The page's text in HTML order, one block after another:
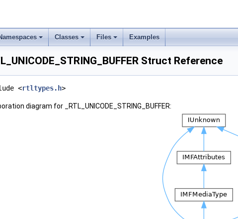
Classes Files Examples
Struct Reference
<rtltypes.h>
diagram for _RTL_UNICODE_STRING_BUFFER: